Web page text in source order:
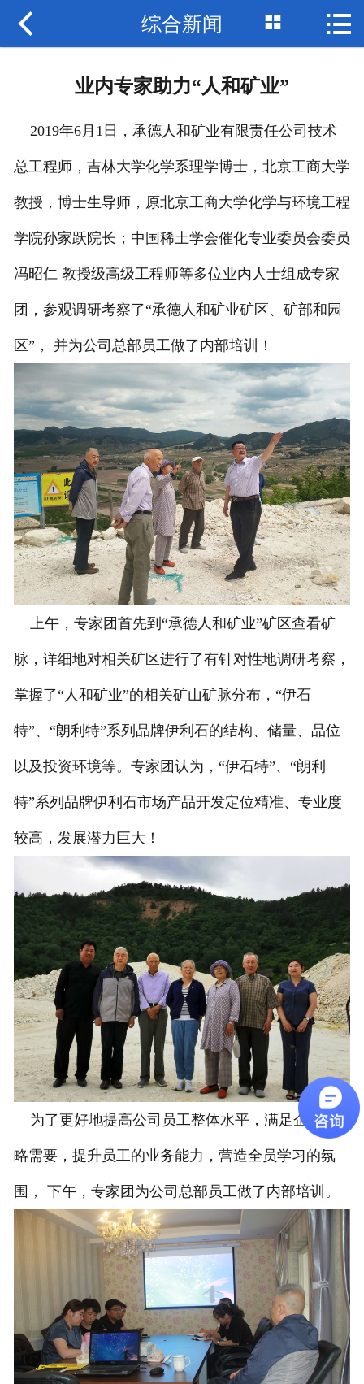
网站首页
技术园地
联系我们
诚聘英才
 综合新闻  
业内专家助力“人和矿业”
2019年6月1日，承德人和矿业有限责任公司技术
总工程师，吉林大学化学系理学博士，北京工商大学
教授，博士生导师，原北京工商大学化学与环境工程
学院孙家跃院长；中国稀土学会催化专业委员会委员
冯昭仁 教授级高级工程师等多位业内人士组成专家
团，参观调研考察了“承德人和矿业矿区、矿部和园
区”， 并为公司总部员工做了内部培训！
上午，专家团首先到“承德人和矿业”矿区查看矿
脉，详细地对相关矿区进行了有针对性地调研考察，
掌握了“人和矿业”的相关矿山矿脉分布，“伊石
特”、“朗利特”系列品牌伊利石的结构、储量、品位
以及投资环境等。专家团认为，“伊石特”、“朗利
特”系列品牌伊利石市场产品开发定位精准、专业度
较高，发展潜力巨大！
为了更好地提高公司员工整体水平，满足企业战
略需要，提升员工的业务能力，营造全员学习的氛
围， 下午，专家团为公司总部员工做了内部培训。